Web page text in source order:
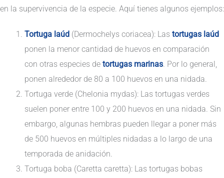
en la supervivencia de la especie. Aquí tienes algunos ejemplos:
Tortuga laúd (Dermochelys coriacea): Lastortugas laúd
ponen la menor cantidad de huevos en comparación
con otras especies detortugas marinas . Por lo general,
ponen alrededor de 80 a 100 huevos en una nidada.
Tortuga verde (Chelonia mydas): Las tortugas verdes
suelen poner entre 100 y 200 huevos en una nidada. Sin
embargo, algunas hembras pueden llegar a poner más
de 500 huevos en múltiples nidadas a lo largo de una
temporada de anidación.
Tortuga boba (Caretta caretta): Las tortugas bobas